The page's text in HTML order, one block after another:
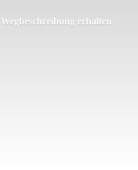
Wegbeschreibung erhalten